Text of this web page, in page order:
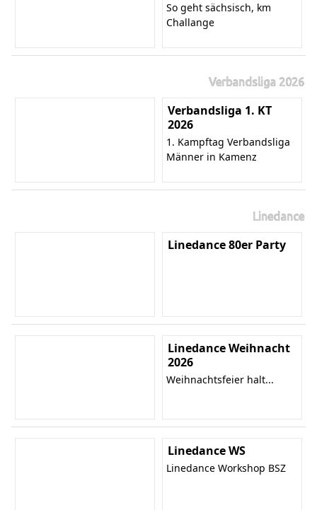
So geht sächsisch, km
Challange
Verbandsliga 2026
Verbandsliga 1. KT
2026
1. Kampftag Verbandsliga
Männer in Kamenz
Linedance
Linedance 80er Party
Linedance Weihnacht
2026
Weihnachtsfeier halt...
Linedance WS
Linedance Workshop BSZ